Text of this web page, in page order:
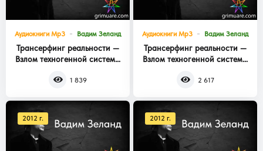
Аудиокниги Mp3 Вадим Зеланд
Трансерфинг реальности —
Взлом техногенной системы
1 839
Аудиокниги Mp3 Вадим Зеланд
Трансерфинг реальности —
Взлом техногенной системы
2 617
2012 г. 2012 г.